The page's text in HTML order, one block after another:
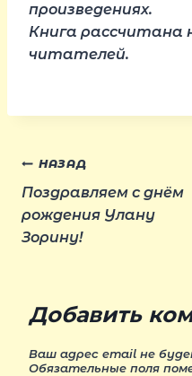
произведениях.
Книга рассчитана
читателей.
по
НАЗАД
Поздравляем с днём
рождения Улану
Зорину!
Добавить
Ваш адрес email не
Обязательные поля